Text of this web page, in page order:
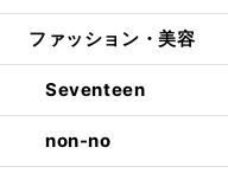
ファッション・美容
Seventeen
non-no